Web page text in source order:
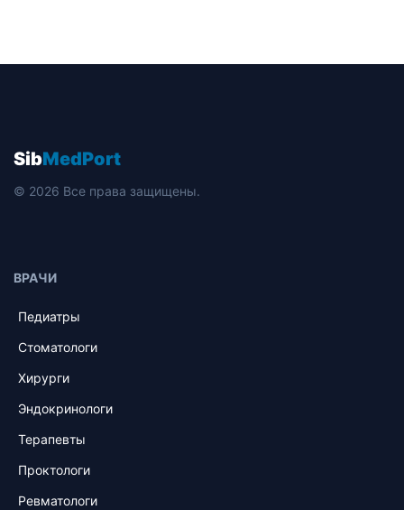
SibMedPort
© 2026 Все права защищены.
ВРАЧИ
Педиатры
Стоматологи
Хирурги
Эндокринологи
Терапевты
Проктологи
Ревматологи